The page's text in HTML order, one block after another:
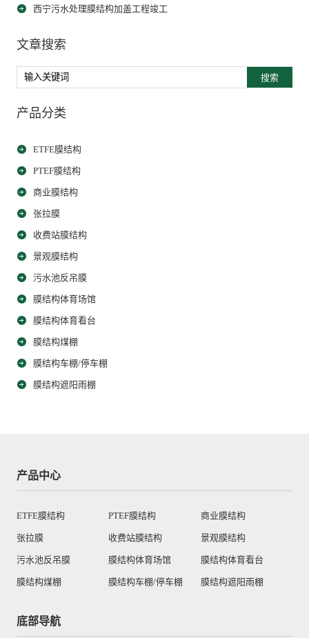
西宁污水处理膜结构加盖工程竣工
文章搜索
搜索
产品分类
ETFE膜结构
PTEF膜结构
商业膜结构
张拉膜
收费站膜结构
景观膜结构
污水池反吊膜
膜结构体育场馆
膜结构体育看台
膜结构煤棚
膜结构车棚/停车棚
膜结构遮阳雨棚
产品中心
ETFE膜结构 PTEF膜结构 商业膜结构
张拉膜 收费站膜结构 景观膜结构
污水池反吊膜 膜结构体育场馆 膜结构体育看台
膜结构煤棚 膜结构车棚/停车棚 膜结构遮阳雨棚
底部导航